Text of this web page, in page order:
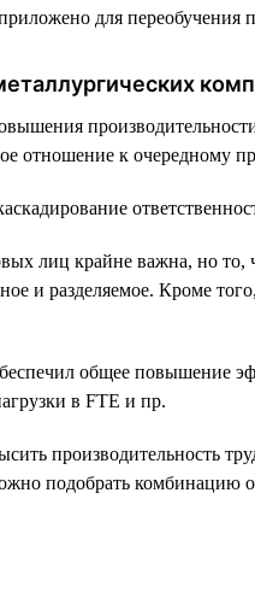
для переобучения
отношение к очередному
лиц крайне важна, но
и разделяемое. Кроме
общее повышение
в FTE и пр.
производительность
подобрать комбинацию